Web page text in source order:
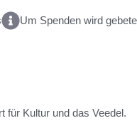
Um Spenden wird
für Kultur und das Veedel.